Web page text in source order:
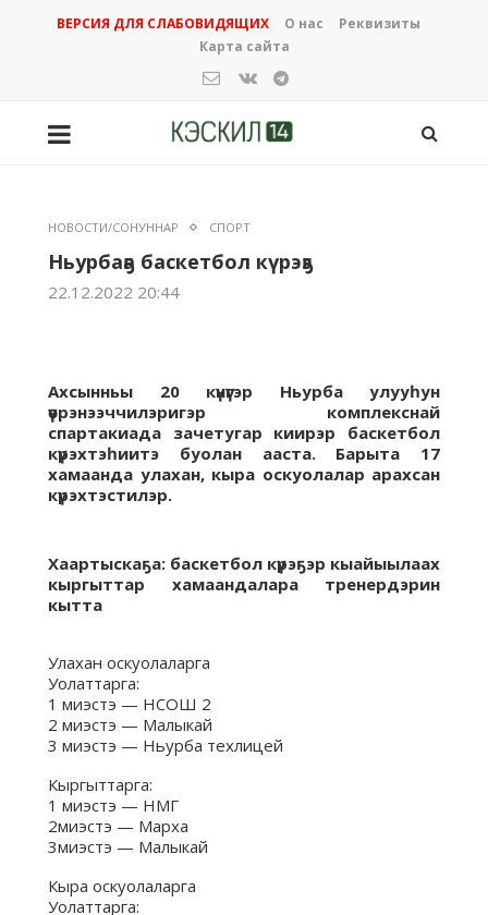
ВЕРСИЯ ДЛЯ СЛАБОВИДЯЩИХ О нас
Реквизиты
Карта сайта
НОВОСТИ/СОНУННАР СПОРТ
Ньурбаҕа баскетбол күрэҕэ
22.12.2022 20:44
Ахсынньы 20 күнүгэр Ньурба улууһун
үөрэнээччилэригэр комплекснай
спартакиада зачетугар киирэр баскетбол
күрэхтэһиитэ буолан ааста.
Барыта 17
хамаанда улахан, кыра оскуолалар арахсан
күрэхтэстилэр.
Хаартыскаҕа: баскетбол күрэҕэр кыайыылаах
кыргыттар хамаандалара тренердэрин
кытта
Улахан оскуолаларга
Уолаттарга:
1 миэстэ — НСОШ 2
2 миэстэ — Малыкай
3 миэстэ — Ньурба техлицей
Кыргыттарга:
1 миэстэ — НМГ
2миэстэ — Марха
3миэстэ — Малыкай
Кыра оскуолаларга
Уолаттарга: